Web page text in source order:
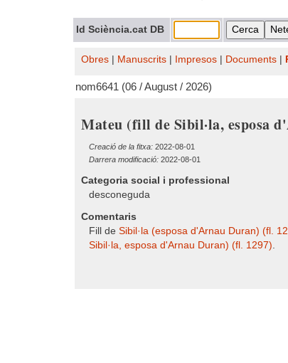
Id Sciència.cat DB
Obres Manuscrits Impresos Documents
nom6641 (06 / August / 2026)
Mateu (fill de Sibil·la, esposa
Creació de la fitxa: 2022-08-01
Darrera modificació: 2022-08-01
Categoria social i professional
desconeguda
Comentaris
Fill de Sibil·la (esposa d'Arnau Duran) (fl.
Sibil·la, esposa d'Arnau Duran) (fl. 1297).